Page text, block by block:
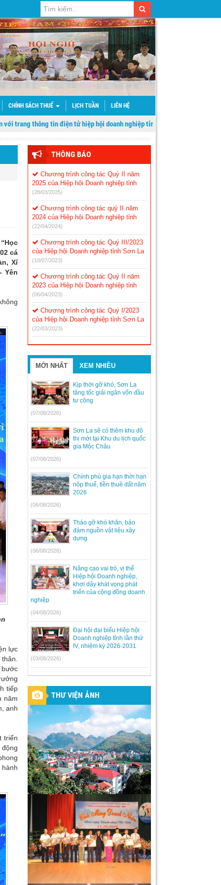
CHÍNH SÁCH THUẾ LỊCH TUẦN LIÊN HỆ
thông tin điện tử hiệp hội doanh nghiệp tỉnh Sơn La
cá
Xí
Yên
lực
bước
tiếp
năm
anh
triển
THÔNG BÁO
Chương trình công tác Quý II năm
2025 của Hiệp hội Doanh nghiệp tỉnh
(28/03/2025)
Chương trình công tác quý II năm
2024 của Hiệp hội Doanh nghiệp tỉnh
(22/04/2024)
Chương trình công tác Quý III/2023
của Hiệp hội Doanh nghiệp tỉnh Sơn La
(10/07/2023)
Chương trình công tác Quý II năm
2023 của Hiệp hội Doanh nghiệp tỉnh
(06/04/2023)
Chương trình công tác Quý I/2023
của Hiệp hội Doanh nghiệp tỉnh Sơn La
(22/03/2023)
MỚI NHẤT XEM NHIỀU
Kịp thời gỡ khó, Sơn La
tăng tốc giải ngân vốn đầu
tư công
(07/08/2026)
Sơn La sẽ có thêm khu đô
thị mới tại Khu du lịch quốc
gia Mộc Châu
(07/08/2026)
Chính phủ gia hạn thời hạn
nộp thuế, tiền thuê đất năm
2026
(06/08/2026)
Tháo gỡ khó khăn, bảo
đảm nguồn vật liệu xây
dựng
(06/08/2026)
Nâng cao vai trò, vị thế
Hiệp hội Doanh nghiệp,
khơi dậy khát vọng phát
triển của cộng đồng doanh
nghiệp
(04/08/2026)
Đại hội đại biểu Hiệp hội
Doanh nghiệp tỉnh lần thứ
IV, nhiệm kỳ 2026-2031
(03/08/2026)
THƯ VIỆN ẢNH